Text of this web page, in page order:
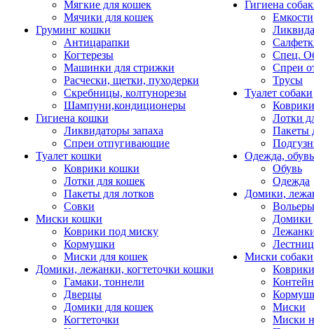
Мягкие для кошек
Мячики для кошек
Груминг кошки
Антицарапки
Когтерезы
Машинки для стрижки
Расчески, щетки, пуходерки
Скребницы, колтунорезы
Шампуни,кондиционеры
Гигиена кошки
Ликвидаторы запаха
Спреи отпугивающие
Туалет кошки
Коврики кошки
Лотки для кошек
Пакеты для лотков
Совки
Миски кошки
Коврики под миску
Кормушки
Миски для кошек
Домики, лежанки, когтеточки кошки
Гамаки, тоннели
Дверцы
Домики для кошек
Когтеточки
Гигиена
Емкости
Спец.
Спреи
Трусы
Туалет собаки
Коврики
Лотки
Пакеты
Одежда, обувь
Обувь
Одежда
Домики,
Домики
Миски собаки
Миски
Миски